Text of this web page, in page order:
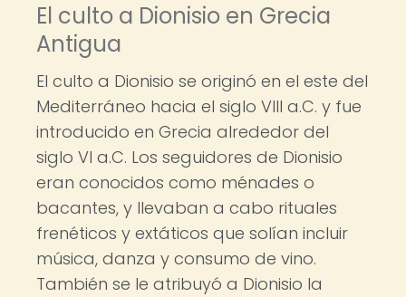
El culto a Dionisio en Grecia
Antigua
El culto a Dionisio se originó en el este del
Mediterráneo hacia el siglo VIII a.C. y fue
introducido en Grecia alrededor del
siglo VI a.C. Los seguidores de Dionisio
eran conocidos como ménades o
bacantes, y llevaban a cabo rituales
frenéticos y extáticos que solían incluir
música, danza y consumo de vino.
También se le atribuyó a Dionisio la